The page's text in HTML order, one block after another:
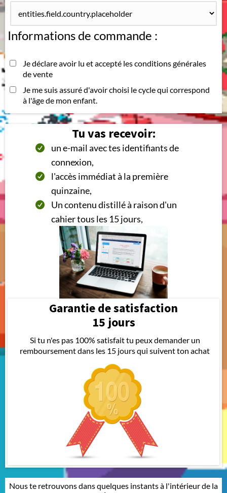
Informations de commande :
Je déclare avoir lu et accepté les conditions générales
de vente
Je me suis assuré d'avoir choisi le cycle qui correspond
à l'âge de mon enfant.
Tu vas recevoir:
un e-mail avec tes identifiants de
connexion,
l'accès immédiat à la première
quinzaine,
Un contenu distillé à raison d'un
cahier tous les 15 jours,
Garantie de satisfaction
15 jours
Si tu n'es pas 100% satisfait tu peux demander un
remboursement dans les 15 jours qui suivent ton achat
Nous te retrouvons dans quelques instants à l'intérieur de la